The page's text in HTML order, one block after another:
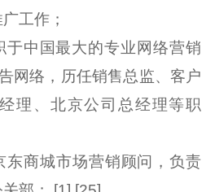
工作；
于中国最大的专业网络营销
网络，历任销售总监、客户
理、北京公司总经理等职
东商城市场营销顾问，负责